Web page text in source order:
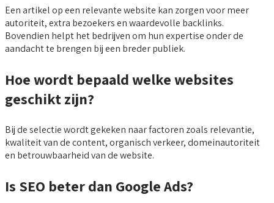
Een artikel op een relevante website kan zorgen voor meer
autoriteit, extra bezoekers en waardevolle backlinks.
Bovendien helpt het bedrijven om hun expertise onder de
aandacht te brengen bij een breder publiek.
Hoe wordt bepaald welke websites
geschikt zijn?
Bij de selectie wordt gekeken naar factoren zoals relevantie,
kwaliteit van de content, organisch verkeer, domeinautoriteit
en betrouwbaarheid van de website.
Is SEO beter dan Google Ads?